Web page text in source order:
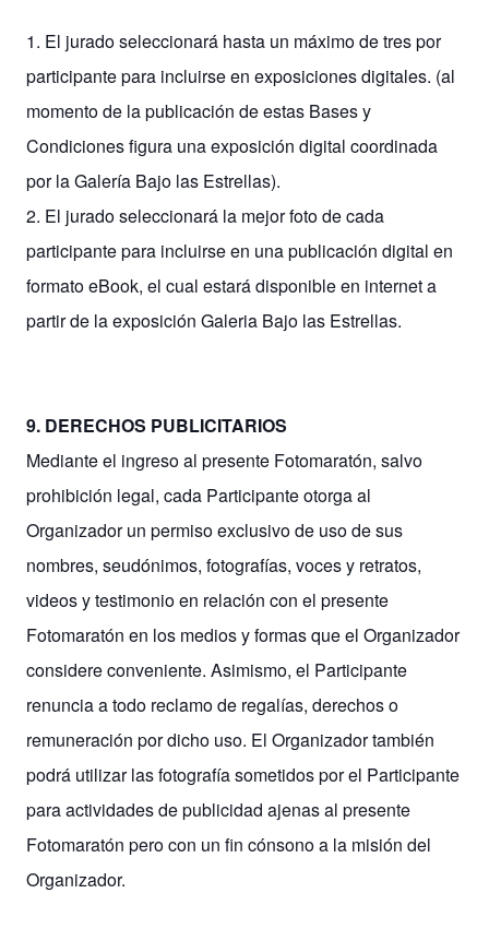
1. El jurado seleccionará hasta un máximo de tres por
participante para incluirse en exposiciones digitales. (al
momento de la publicación de estas Bases y
Condiciones figura una exposición digital coordinada
por la Galería Bajo las Estrellas).
2. El jurado seleccionará la mejor foto de cada
participante para incluirse en una publicación digital en
formato eBook, el cual estará disponible en internet a
partir de la exposición Galeria Bajo las Estrellas.
9. DERECHOS PUBLICITARIOS
Mediante el ingreso al presente Fotomaratón, salvo
prohibición legal, cada Participante otorga al
Organizador un permiso exclusivo de uso de sus
nombres, seudónimos, fotografías, voces y retratos,
videos y testimonio en relación con el presente
Fotomaratón en los medios y formas que el Organizador
considere conveniente. Asimismo, el Participante
renuncia a todo reclamo de regalías, derechos o
remuneración por dicho uso. El Organizador también
podrá utilizar las fotografía sometidos por el Participante
para actividades de publicidad ajenas al presente
Fotomaratón pero con un fin cónsono a la misión del
Organizador.